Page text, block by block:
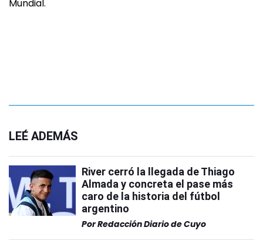
Mundial.
LEÉ ADEMÁS
River cerró la llegada de Thiago
Almada y concreta el pase más
caro de la historia del fútbol
argentino
PorRedacción Diario de Cuyo